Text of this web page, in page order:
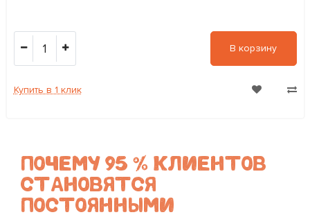
1 В корзину
Купить в 1 клик
ПОЧЕМУ 95 % КЛИЕНТОВ
СТАНОВЯТСЯ
ПОСТОЯННЫМИ